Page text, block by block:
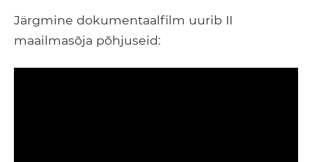
Järgmine dokumentaalfilm uurib II
maailmasõja põhjuseid: